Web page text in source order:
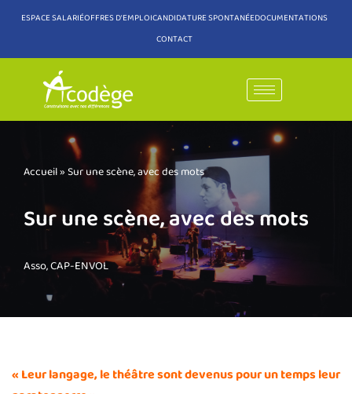
au
contenu
ESPACE SALARIÉOFFRES D'EMPLOICANDIDATURE SPONTANÉEDOCUMENTATIONS
CONTACT
Accueil»Sur une scène, avec des mots
Sur une scène, avec des mots
Asso,CAP-ENVOL
« Leur langage, le théâtre sont devenus pour un temps leur